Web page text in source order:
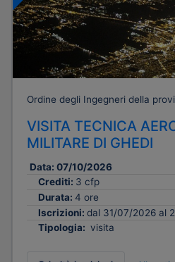
Ordine degli Ingegneri della
VISITA TECNICA
MILITARE DI GHEDI
Data: 07/10/2026
Crediti: 3 cfp
Durata: 4 ore
Iscrizioni: dal 31/07/2026 al
Tipologia: visita